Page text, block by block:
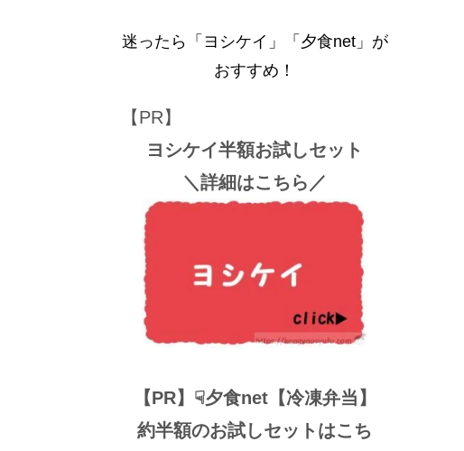
迷ったら「ヨシケイ」「夕食net」が
おすすめ！
【PR】
ヨシケイ半額お試しセット
＼詳細はこちら／
【PR】☟夕食net【冷凍弁当】
約半額のお試しセットはこち